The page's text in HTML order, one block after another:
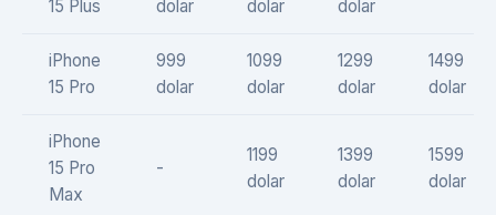
15 Plus dolar dolar dolar
iPhone
15 Pro
999
dolar
1099
dolar
1299
dolar
1499
dolar
iPhone
15 Pro
Max
-
1199
dolar
1399
dolar
1599
dolar